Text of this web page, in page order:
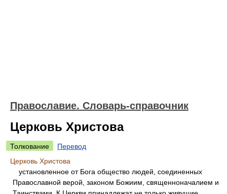
Православие. Словарь-справочник
Церковь Христова
Толкование
Перевод
Церковь Христова
установленное от Бога общество людей, соединенных
Православной верой, законом Божиим, священноначалием и